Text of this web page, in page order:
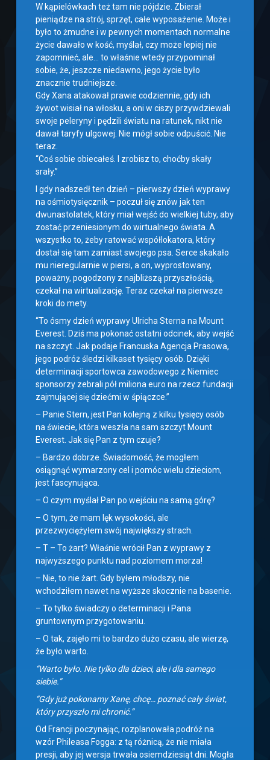
W kąpielówkach też tam nie pójdzie. Zbierał
pieniądze na strój, sprzęt, całe wyposażenie. Może i
było to żmudne i w pewnych momentach normalne
życie dawało w kość, myślał, czy może lepiej nie
zapomnieć, ale… to właśnie wtedy przypominał
sobie, że, jeszcze niedawno, jego życie było
znacznie trudniejsze.
Gdy Xana atakował prawie codziennie, gdy ich
żywot wisiał na włosku, a oni w ciszy przywdziewali
swoje peleryny i pędzili światu na ratunek, nikt nie
dawał taryfy ulgowej. Nie mógł sobie odpuścić. Nie
teraz.
“Coś sobie obiecałeś. I zrobisz to, choćby skały
srały.”
I gdy nadszedł ten dzień – pierwszy dzień wyprawy
na ośmiotysięcznik – poczuł się znów jak ten
dwunastolatek, który miał wejść do wielkiej tuby, aby
zostać przeniesionym do wirtualnego świata. A
wszystko to, żeby ratować współlokatora, który
dostał się tam zamiast swojego psa. Serce skakało
mu nieregularnie w piersi, a on, wyprostowany,
poważny, pogodzony z najbliższą przyszłością,
czekał na wirtualizację. Teraz czekał na pierwsze
kroki do mety.
“To ósmy dzień wyprawy Ulricha Sterna na Mount
Everest. Dziś ma pokonać ostatni odcinek, aby wejść
na szczyt. Jak podaje Francuska Agencja Prasowa,
jego podróż śledzi kilkaset tysięcy osób. Dzięki
determinacji sportowca zawodowego z Niemiec
sponsorzy zebrali pół miliona euro na rzecz fundacji
zajmującej się dziećmi w śpiączce.”
– Panie Stern, jest Pan kolejną z kilku tysięcy osób
na świecie, która weszła na sam szczyt Mount
Everest. Jak się Pan z tym czuje?
– Bardzo dobrze. Świadomość, że mogłem
osiągnąć wymarzony cel i pomóc wielu dzieciom,
jest fascynująca.
– O czym myślał Pan po wejściu na samą górę?
– O tym, że mam lęk wysokości, ale
przezwyciężyłem swój największy strach.
– T – To żart? Właśnie wrócił Pan z wyprawy z
najwyższego punktu nad poziomem morza!
– Nie, to nie żart. Gdy byłem młodszy, nie
wchodziłem nawet na wyższe skocznie na basenie.
– To tylko świadczy o determinacji i Pana
gruntownym przygotowaniu.
– O tak, zajęło mi to bardzo dużo czasu, ale wierzę,
że było warto.
“Warto było. Nie tylko dla dzieci, ale i dla samego
siebie.”
“Gdy już pokonamy Xanę, chcę… poznać cały świat,
który przyszło mi chronić.”
Od Francji poczynając, rozplanowała podróż na
wzór Phileasa Fogga: z tą różnicą, że nie miała
presji, aby jej wersja trwała osiemdziesiąt dni. Mogła